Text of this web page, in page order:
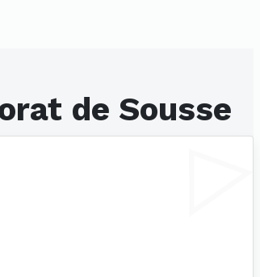
de Sousse